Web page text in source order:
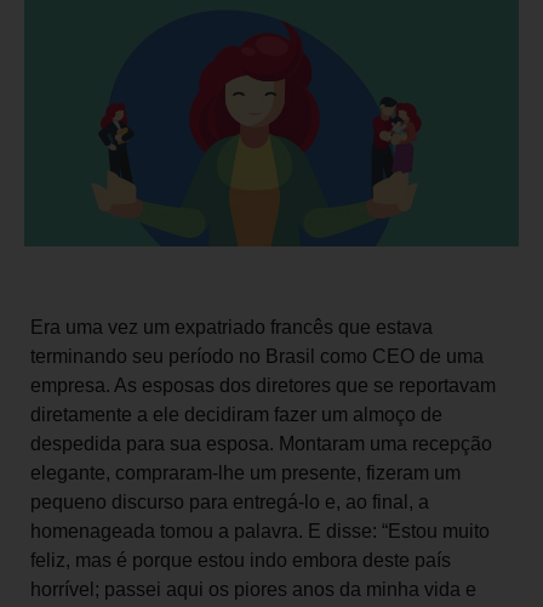
Era uma vez um expatriado francês que estava
terminando seu período no Brasil como CEO de uma
empresa. As esposas dos diretores que se reportavam
diretamente a ele decidiram fazer um almoço de
despedida para sua esposa. Montaram uma recepção
elegante, compraram-lhe um presente, fizeram um
pequeno discurso para entregá-lo e, ao final, a
homenageada tomou a palavra. E disse: “Estou muito
feliz, mas é porque estou indo embora deste país
horrível; passei aqui os piores anos da minha vida e